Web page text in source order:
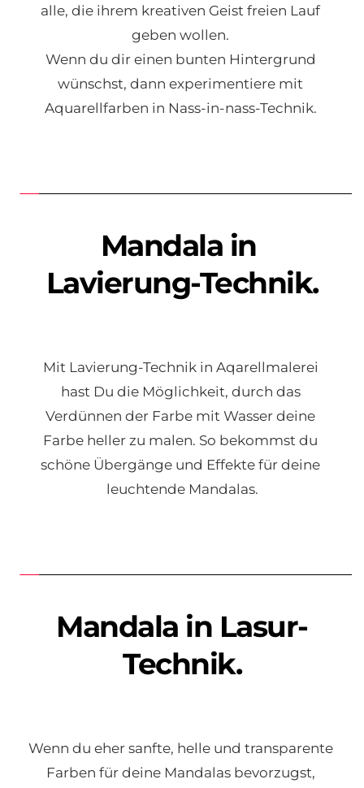
alle, die ihrem kreativen Geist freien Lauf
geben wollen.
Wenn du dir einen bunten Hintergrund
wünschst, dann experimentiere mit
Aquarellfarben in Nass-in-nass-Technik.
Mandala in
Lavierung-Technik.
Mit Lavierung-Technik in Aqarellmalerei
hast Du die Möglichkeit, durch das
Verdünnen der Farbe mit Wasser deine
Farbe heller zu malen. So bekommst du
schöne Übergänge und Effekte für deine
leuchtende Mandalas.
Mandala in Lasur-
Technik.
Wenn du eher sanfte, helle und transparente
Farben für deine Mandalas bevorzugst,